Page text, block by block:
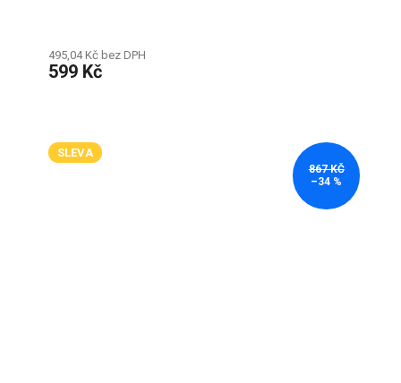
495,04 Kč bez DPH
599 Kč
SLEVA
867 KČ
–34 %